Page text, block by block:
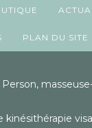
PLAN DU SITE
kinésithérapie